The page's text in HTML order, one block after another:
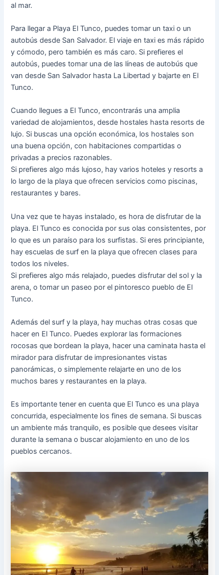
al mar.
Para llegar a Playa El Tunco, puedes tomar un taxi o un
autobús desde San Salvador. El viaje en taxi es más rápido
y cómodo, pero también es más caro. Si prefieres el
autobús, puedes tomar una de las líneas de autobús que
van desde San Salvador hasta La Libertad y bajarte en El
Tunco.
Cuando llegues a El Tunco, encontrarás una amplia
variedad de alojamientos, desde hostales hasta resorts de
lujo. Si buscas una opción económica, los hostales son
una buena opción, con habitaciones compartidas o
privadas a precios razonables.
Si prefieres algo más lujoso, hay varios hoteles y resorts a
lo largo de la playa que ofrecen servicios como piscinas,
restaurantes y bares.
Una vez que te hayas instalado, es hora de disfrutar de la
playa. El Tunco es conocida por sus olas consistentes, por
lo que es un paraíso para los surfistas. Si eres principiante,
hay escuelas de surf en la playa que ofrecen clases para
todos los niveles.
Si prefieres algo más relajado, puedes disfrutar del sol y la
arena, o tomar un paseo por el pintoresco pueblo de El
Tunco.
Además del surf y la playa, hay muchas otras cosas que
hacer en El Tunco. Puedes explorar las formaciones
rocosas que bordean la playa, hacer una caminata hasta el
mirador para disfrutar de impresionantes vistas
panorámicas, o simplemente relajarte en uno de los
muchos bares y restaurantes en la playa.
Es importante tener en cuenta que El Tunco es una playa
concurrida, especialmente los fines de semana. Si buscas
un ambiente más tranquilo, es posible que desees visitar
durante la semana o buscar alojamiento en uno de los
pueblos cercanos.